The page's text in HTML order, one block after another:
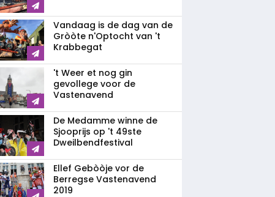
Vandaag is de dag van de
Gròòte n'Optocht van 't
Krabbegat
't Weer et nog gin
gevollege voor de
Vastenavend
De Medamme winne de
Sjooprijs op 't 49ste
Dweilbendfestival
Ellef Gebòòje vor de
Berregse Vastenavend
2019